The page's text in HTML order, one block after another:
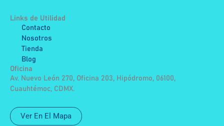
Links de Utilidad
Contacto
Nosotros
Tienda
Blog
Oficina
Av. Nuevo León 270, Oficina 203, Hipódromo, 06100,
Cuauhtémoc, CDMX.
Ver En El Mapa